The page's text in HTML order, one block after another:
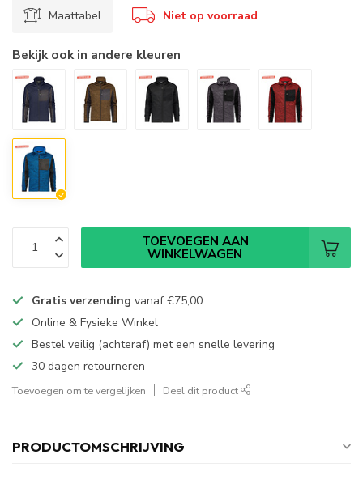
Maattabel Niet op voorraad
Bekijk ook in andere kleuren
TOEVOEGEN AAN
WINKELWAGEN
Gratis verzending vanaf€75,00
Online & Fysieke Winkel
Bestel veilig (achteraf) met een snelle levering
30 dagen retourneren
Toevoegen om te vergelijken Deel dit product
PRODUCTOMSCHRIJVING